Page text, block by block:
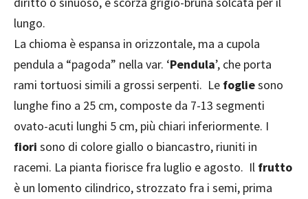
lungo.
La chioma è espansa in orizzontale, ma a cupola
pendula a “pagoda” nella var. ‘Pendula’, che porta
rami tortuosi simili a grossi serpenti. Le fogliesono
lunghe fino a 25 cm, composte da 7-13 segmenti
ovato-acuti lunghi 5 cm, più chiari inferiormente. I
fiori sono di colore giallo o biancastro, riuniti in
racemi. La pianta fiorisce fra luglio e agosto. Il frutto
è un lomento cilindrico, strozzato fra i semi, prima